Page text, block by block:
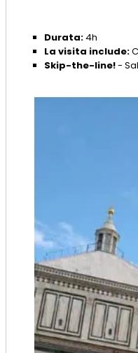
Durata:4h
La visita include:
Skip-the-line!-